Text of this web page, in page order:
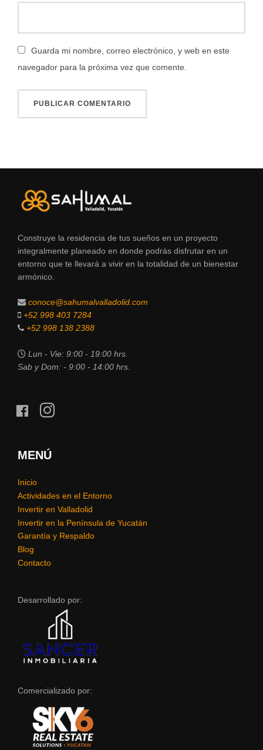
Guarda mi nombre, correo electrónico, y web en este
navegador para la próxima vez que comente.
Construye la residencia de tus sueños en un proyecto
integralmente planeado en donde podrás disfrutar en un
entorno que te llevará a vivir en la totalidad de un bienestar
armónico.
conoce@sahumalvalladolid.com
+52 998 403 7284
+52 998 138 2388
Lun - Vie: 9:00 - 19:00 hrs.
Sab y Dom: - 9:00 - 14:00 hrs.
facebookinstagram
MENÚ
Inicio
Actividades en el Entorno
Invertir en Valladolid
Invertir en la Península de Yucatán
Garantía y Respaldo
Blog
Contacto
Desarrollado por:
Comercializado por: